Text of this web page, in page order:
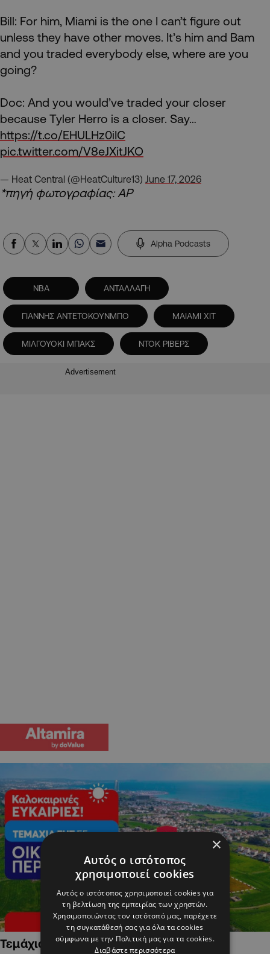
Bill: For him, Miami is the one I can’t figure out
unless they have other moves. It’s him and Bam
and you traded everybody else, where are you
going?
Doc: And you would’ve traded your closer
because Tyler Herro is a closer. Say…
https://t.co/EHULHz0iIC
pic.twitter.com/V8eJXitJKO
— Heat Central (@HeatCulture13) June 17, 2026
*πηγή φωτογραφίας: ΑΡ
Alpha Podcasts
NBA ΑΝΤΑΛΛΑΓΗ
ΓΙΑΝΝΗΣ ΑΝΤΕΤΟΚΟΥΝΜΠΟ ΜΑΙΑΜΙ ΧΙΤ
ΜΙΛΓΟΥΟΚΙ ΜΠΑΚΣ ΝΤΟΚ ΡΙΒΕΡΣ
Advertisement
Τεμάχια Γης σε Οικιστικές Περιοχές
×
Αυτός ο ιστότοπος
χρησιμοποιεί cookies
Αυτός ο ιστότοπος χρησιμοποιεί cookies για
τη βελτίωση της εμπειρίας των χρηστών.
Χρησιμοποιώντας τον ιστότοπό μας, παρέχετε
τη συγκατάθεσή σας για όλα τα cookies
σύμφωνα με την Πολιτική μας για τα cookies.
Διαβάστε περισσότερα